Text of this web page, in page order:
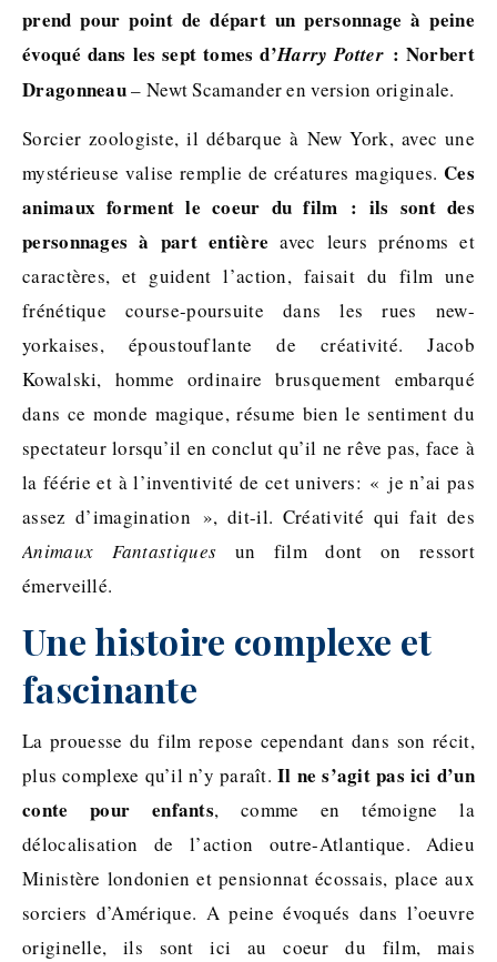
prend pour point de départ un personnage à peine
évoqué dans les sept tomes d’Harry Potter : Norbert
Dragonneau– Newt Scamander en version originale.
Sorcier zoologiste, il débarque à New York, avec une
mystérieuse valise remplie de créatures magiques.Ces
animaux forment le coeur du film : ils sont des
personnages à part entière avec leurs prénoms et
caractères, et guident l’action, faisait du film une
frénétique course-poursuite dans les rues new-
yorkaises, époustouflante de créativité. Jacob
Kowalski, homme ordinaire brusquement embarqué
dans ce monde magique, résume bien le sentiment du
spectateur lorsqu’il en conclut qu’il ne rêve pas, face à
la féérie et à l’inventivité de cet univers: « je n’ai pas
assez d’imagination », dit-il. Créativité qui fait des
Animaux Fantastiques un film dont on ressort
émerveillé.
Une histoire complexe et
fascinante
La prouesse du film repose cependant dans son récit,
plus complexe qu’il n’y paraît.Il ne s’agit pas ici d’un
conte pour enfants, comme en témoigne la
délocalisation de l’action outre-Atlantique. Adieu
Ministère londonien et pensionnat écossais, place aux
sorciers d’Amérique. A peine évoqués dans l’oeuvre
originelle, ils sont ici au coeur du film, mais